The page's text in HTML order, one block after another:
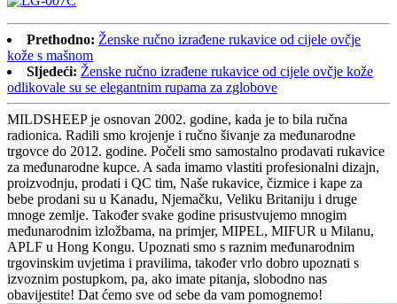
Prethodno: Ženske ručno izrađene rukavice od cijele ovčje
kože s mašnom
Sljedeći: Ženske ručno izrađene rukavice od cijele ovčje kože
odlikovale su se elegantnim rupama za zglobove
MILDSHEEP je osnovan 2002. godine, kada je to bila ručna
radionica. Radili smo krojenje i ručno šivanje za međunarodne
trgovce do 2012. godine. Počeli smo samostalno prodavati rukavice
za međunarodne kupce. A sada imamo vlastiti profesionalni dizajn,
proizvodnju, prodati i QC tim, Naše rukavice, čizmice i kape za
bebe prodani su u Kanadu, Njemačku, Veliku Britaniju i druge
mnoge zemlje. Također svake godine prisustvujemo mnogim
međunarodnim izložbama, na primjer, MIPEL, MIFUR u Milanu,
APLF u Hong Kongu. Upoznati smo s raznim međunarodnim
trgovinskim uvjetima i pravilima, također vrlo dobro upoznati s
izvoznim postupkom, pa, ako imate pitanja, slobodno nas
obavijestite! Dat ćemo sve od sebe da vam pomognemo!